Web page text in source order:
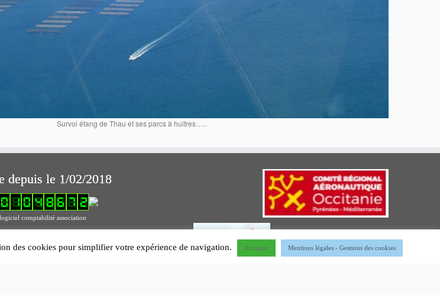
Survol étang de Thau et ses parcs à huitres…..
depuis le 1/02/2018
logiciel comptabilité association
des cookies pour simplifier votre expérience de navigation. Accepter Mentions légales - Gestions des cookies